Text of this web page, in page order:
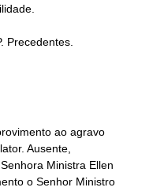
ao agravo
Ausente,
Ministra Ellen
o Senhor Ministro